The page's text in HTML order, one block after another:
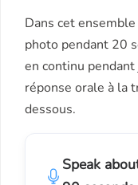
Dans cet
photo pendant 20
en continu pendant
réponse orale à la
dessous.
Speak